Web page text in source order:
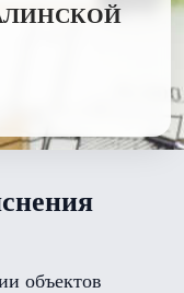
объектов